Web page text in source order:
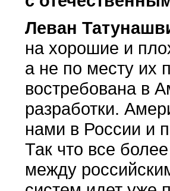
Леван
на хорошие и
а не по месту их
востребована в
разработки.
нами в России и
Так что все
между